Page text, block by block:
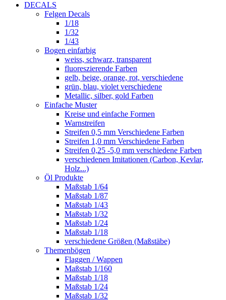
DECALS
Felgen Decals
1/18
1/32
1/43
Bogen einfarbig
weiss, schwarz, transparent
fluoreszierende Farben
gelb, beige, orange, rot, verschiedene
grün, blau, violet verschiedene
Metallic, silber, gold Farben
Einfache Muster
Kreise und einfache Formen
Warnstreifen
Streifen 0,5 mm Verschiedene Farben
Streifen 1,0 mm Verschiedene Farben
Streifen 0,25 -5,0 mm verschiedene Farben
verschiedenen Imitationen (Carbon, Kevlar,
Holz...)
Öl Produkte
Maßstab 1/64
Maßstab 1/87
Maßstab 1/43
Maßstab 1/32
Maßstab 1/24
Maßstab 1/18
verschiedene Größen (Maßstäbe)
Themenbögen
Flaggen / Wappen
Maßstab 1/160
Maßstab 1/18
Maßstab 1/24
Maßstab 1/32